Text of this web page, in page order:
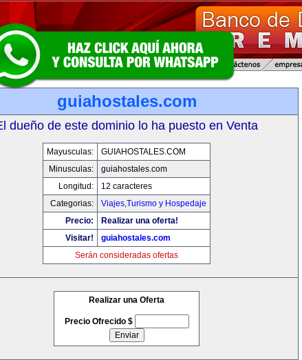
guiahostales.com
dueño de este dominio lo ha puesto en Venta
Mayusculas:
GUIAHOSTALES.COM
Minusculas:
guiahostales.com
Longitud:
12 caracteres
Categorias:
Viajes,Turismo y Hospedaje
Precio:
Realizar una oferta!
Visitar!
guiahostales.com
Serán consideradas ofertas
Realizar una Oferta
Precio Ofrecido $